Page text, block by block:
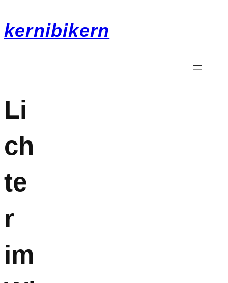
kernibikern
Li
ch
te
r
im